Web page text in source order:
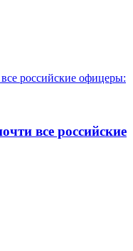
все российские